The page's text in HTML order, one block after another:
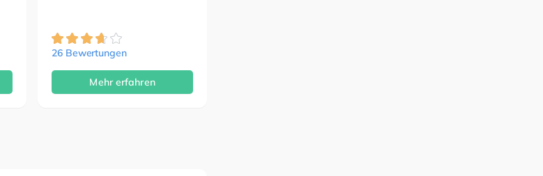
26 Bewertungen
Mehr erfahren